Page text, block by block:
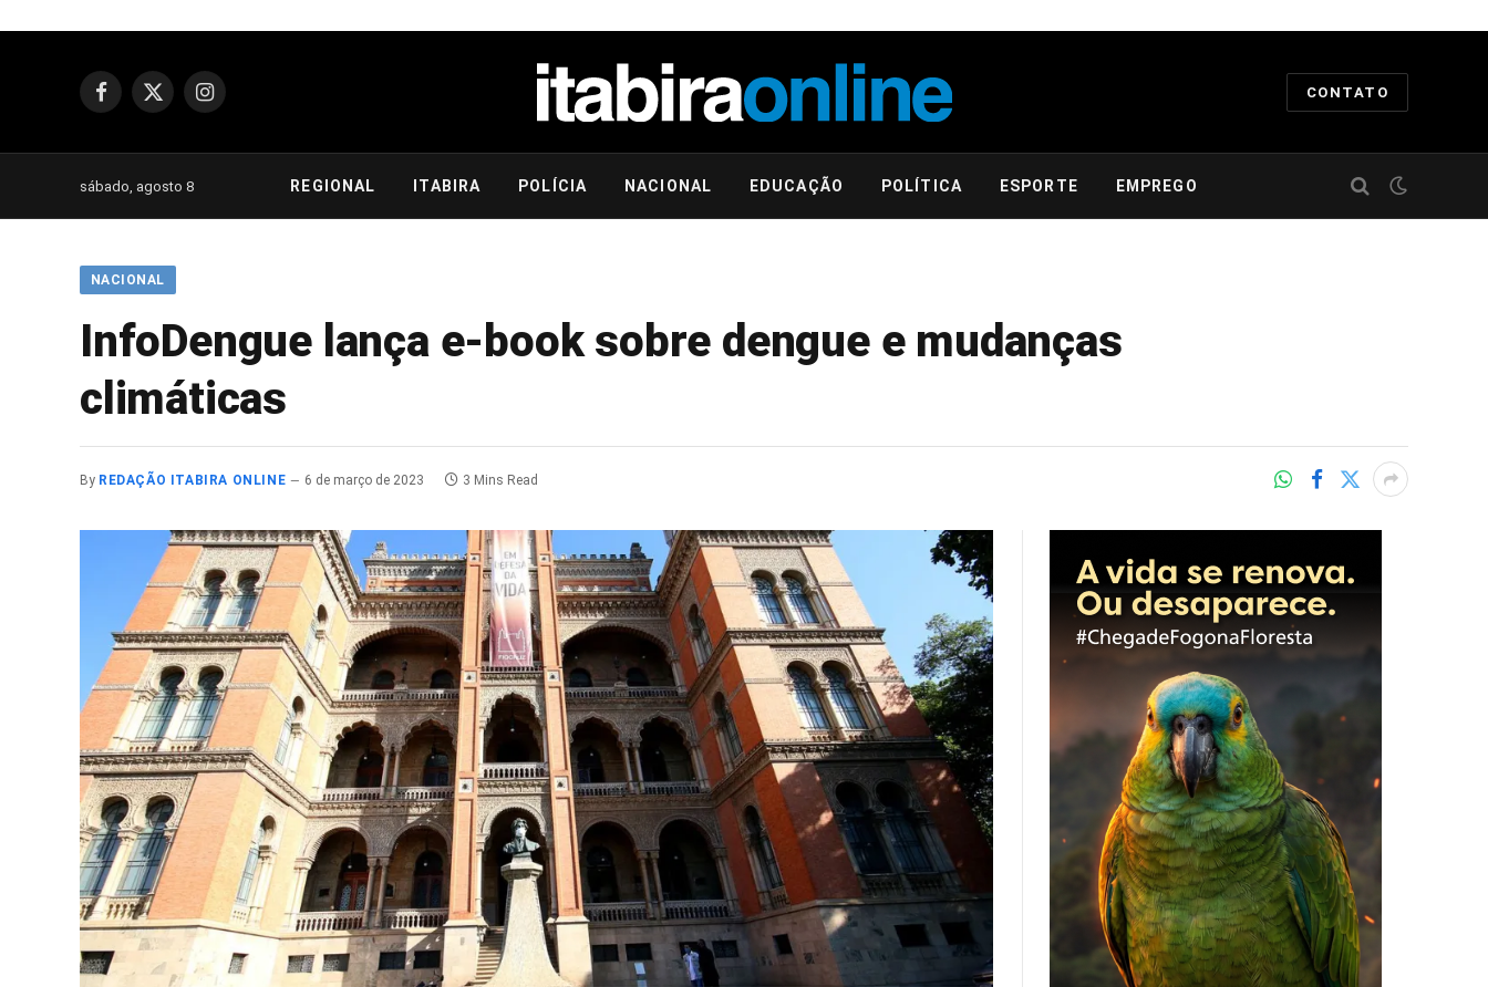
Facebook
X
Instagram
CONTATO
sábado, agosto 8 REGIONAL ITABIRA POLÍCIA NACIONAL EDUCAÇÃO POLÍTICA ESPORTE EMPREGO
NACIONAL
InfoDengue lança e-book sobre dengue e mudanças
climáticas
By REDAÇÃO ITABIRA ONLINE 6 de março de 2023 3 Mins Read